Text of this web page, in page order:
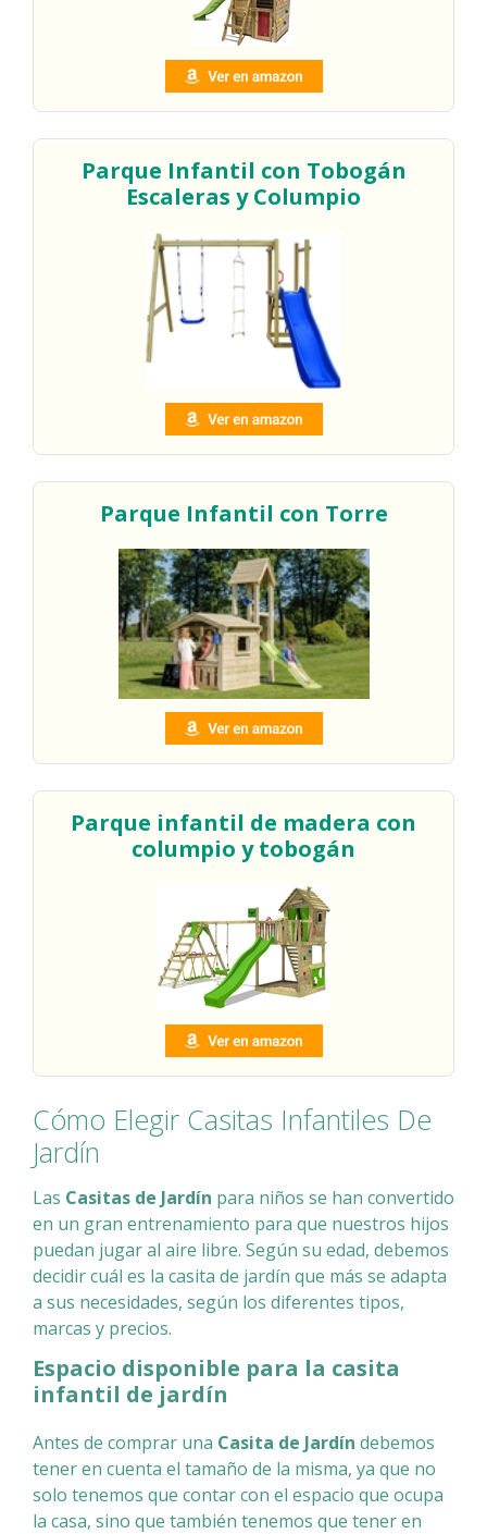
Parque Infantil con Tobogán
Escaleras y Columpio
Parque Infantil con Torre
Parque infantil de madera con
columpio y tobogán
Cómo Elegir Casitas Infantiles De
Jardín
Las Casitas de Jardín para niños se han convertido
en un gran entrenamiento para que nuestros hijos
puedan jugar al aire libre. Según su edad, debemos
decidir cuál es la casita de jardín que más se adapta
a sus necesidades, según los diferentes tipos,
marcas y precios.
Espacio disponible para la casita
infantil de jardín
Antes de comprar una Casita de Jardín debemos
tener en cuenta el tamaño de la misma, ya que no
solo tenemos que contar con el espacio que ocupa
la casa, sino que también tenemos que tener en